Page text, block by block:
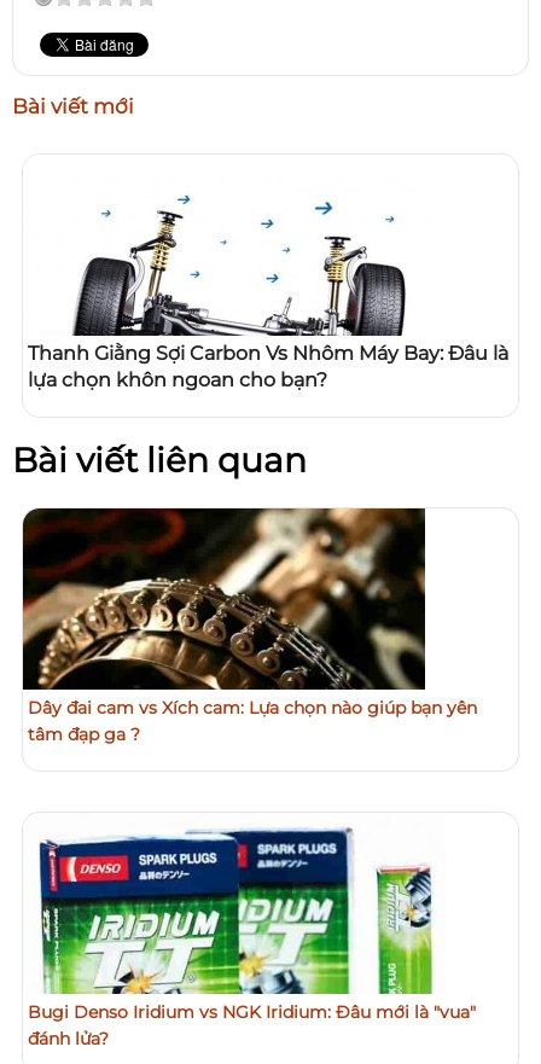
Bài viết mới
Thanh Giằng Sợi Carbon Vs Nhôm Máy Bay: Đâu là
lựa chọn khôn ngoan cho bạn?
Bài viết liên quan
Dây đai cam vs Xích cam: Lựa chọn nào giúp bạn yên
tâm đạp ga ?
Bugi Denso Iridium vs NGK Iridium: Đâu mới là "vua"
đánh lửa?